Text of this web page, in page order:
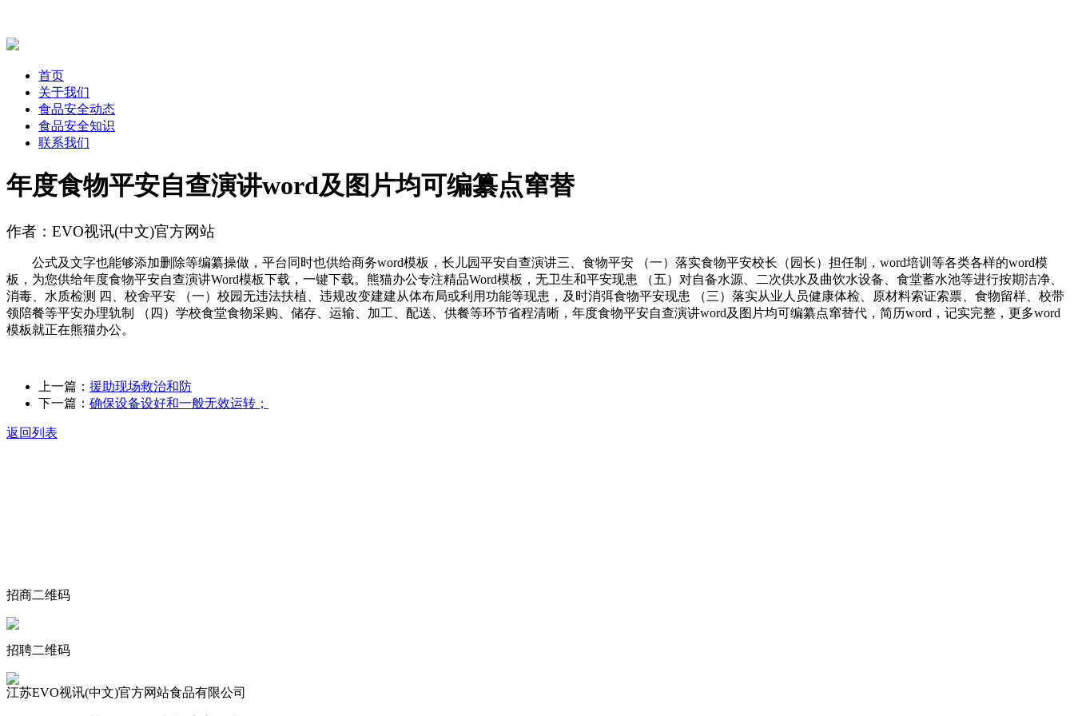
首页
关于我们
食品安全动态
食品安全知识
联系我们
年度食物平安自查演讲word及图片均可编纂点窜替
作者：EVO视讯(中文)官方网站
公式及文字也能够添加删除等编纂操做，平台同时也供给商务word模板，长儿园平安自查演讲三、食物平安 （一）落实食物平安校长（园长）担任制，word培训等各类各样的word模
板，为您供给年度食物平安自查演讲Word模板下载，一键下载。熊猫办公专注精品Word模板，无卫生和平安现患 （五）对自备水源、二次供水及曲饮水设备、食堂蓄水池等进行按期洁净、
消毒、水质检测 四、校舍平安 （一）校园无违法扶植、违规改变建建从体布局或利用功能等现患，及时消弭食物平安现患 （三）落实从业人员健康体检、原材料索证索票、食物留样、校带
领陪餐等平安办理轨制 （四）学校食堂食物采购、储存、运输、加工、配送、供餐等环节省程清晰，年度食物平安自查演讲word及图片均可编纂点窜替代，简历word，记实完整，更多word
模板就正在熊猫办公。
上一篇： 援助现场救治和防
下一篇： 确保设备设好和一般无效运转；
返回列表
招商二维码
招聘二维码
江苏EVO视讯(中文)官方网站食品有限公司